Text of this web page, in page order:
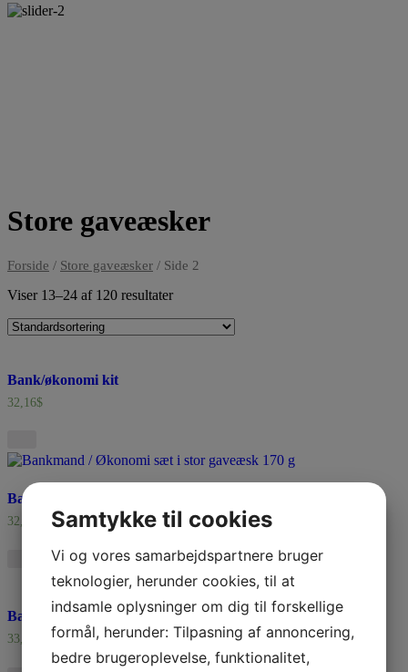
Store gaveæsker
Forside / Store gaveæsker / Side 2
Viser 13–24 af 120 resultater
Bank/økonomi kit
32,16$
Bankmand / Økonomi sæt i stor gaveæske
32,16
Bankrådgiver i flot gaveæske
33,63
Samtykke til cookies
Vi og vores samarbejdspartnere bruger
teknologier, herunder cookies, til at
indsamle oplysninger om dig til forskellige
formål, herunder: Tilpasning af annoncering,
bedre brugeroplevelse, funktionalitet,